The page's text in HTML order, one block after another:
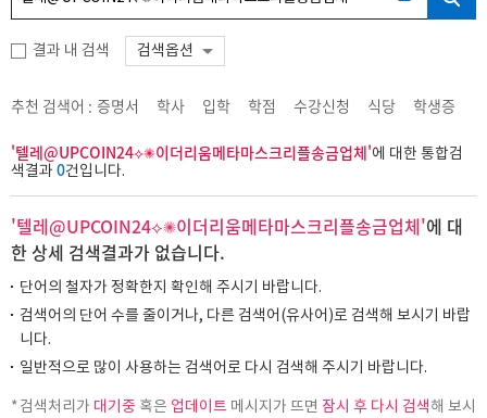
결과 내 검색 검색옵션
추천 검색어 : 증명서 학사 입학 학점 수강신청 식당 학생증
'텔레@UPCOIN24⟡✺이더리움메타마스크리플송금업체'에 대한 통합검
색결과 0건입니다.
'텔레@UPCOIN24⟡✺이더리움메타마스크리플송금업체'에 대
한 상세 검색결과가 없습니다.
단어의 철자가 정확한지 확인해 주시기 바랍니다.
검색어의 단어 수를 줄이거나, 다른 검색어(유사어)로 검색해 보시기 바랍
니다.
일반적으로 많이 사용하는 검색어로 다시 검색해 주시기 바랍니다.
검색처리가 대기중 혹은 업데이트 메시지가 뜨면 잠시 후 다시 검색해 보시